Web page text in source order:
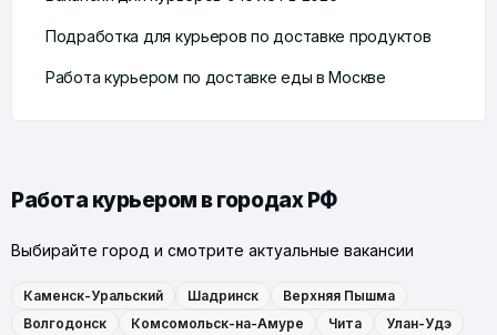
Подработка для курьеров по доставке продуктов
Работа курьером по доставке еды в Москве
Работа курьером в городах РФ
Выбирайте город и смотрите актуальные вакансии
Каменск-Уральский Шадринск
Верхняя Пышма
Волгодонск
Комсомольск-на-Амуре Чита
Улан-Удэ